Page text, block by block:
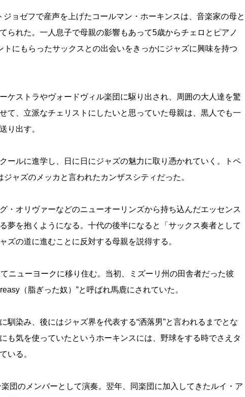
ョゼフで産声を上げたコールマン・ホーキンスは、音楽家の母と
られた。一人息子で母親の影響もあって5歳からチェロとピアノ
にもらったサックスとの出会いをきっかにジャズに興味を持つ
ケストラやヴォードヴィル楽団に駆り出され、周囲の大人達を驚
て、立派なチェリストにしたいと思っていた母親は、黒人でも一
り出す。
ールに進学し、日に日にジャズの魅力に取り憑かれていく。トペ
ャズのメッカと言われたカンザスシティだった。
・オリヴァーなどのニューオーリンズから持ち込んだエッセンス
夢を抱くようになる。十代の後半になると「サックス奏者として
ズの道に進むことに反対する母親を説得する。
ニューヨークに移り住む。当初、ミズーリ州の田舎者だった彼
（脂ぎった奴）”と呼ばれ馬鹿にされていた。
馴染み、後にはジャズ界を代表する“洒落男”と言われるまでとな
も気を使っていたというホーキンスには、野球をする時でさえタ
いる。
団のメンバーとして演奏。翌年、同楽団に加入してきたルイ・ア